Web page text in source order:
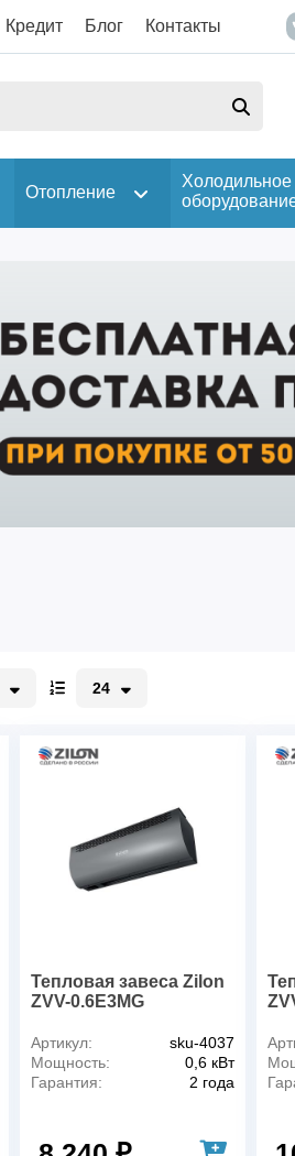
Кредит Блог Контакты
Отопление
Холодильное
48
24
Тепловая завеса Zilon
ZVV-0.6E3MG
Артикул:
sku-4037
Мощность:
0,6 кВт
Гарантия:
2 года